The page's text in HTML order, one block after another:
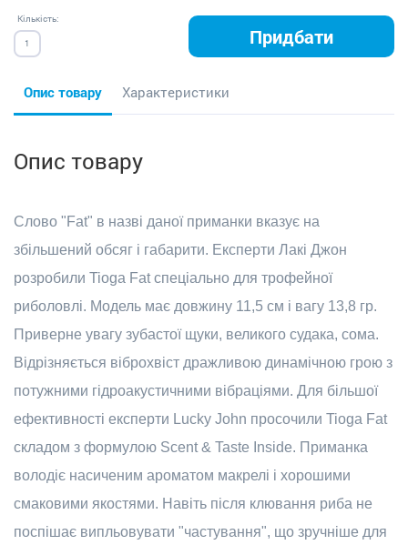
Кількість:
Придбати
Опис товару Характеристики
Опис товару
Слово "Fat" в назві даної приманки вказує на
збільшений обсяг і габарити. Експерти Лакі Джон
розробили Tioga Fat спеціально для трофейної
риболовлі. Модель має довжину 11,5 см і вагу 13,8 гр.
Приверне увагу зубастої щуки, великого судака, сома.
Відрізняється віброхвіст дражливою динамічною грою з
потужними гідроакустичними вібраціями. Для більшої
ефективності експерти Lucky John просочили Tioga Fat
складом з формулою Scent & Taste Inside. Приманка
володіє насиченим ароматом макрелі і хорошими
смаковими якостями. Навіть після клювання риба не
поспішає випльовувати "частування", що зручніше для